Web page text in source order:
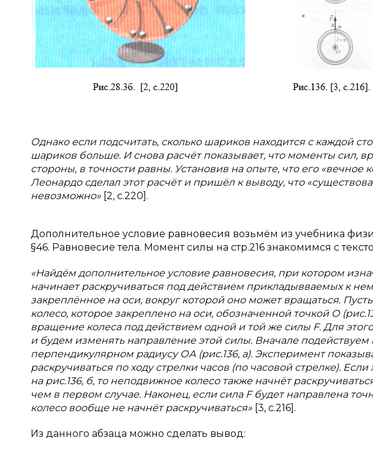
Однако если подсчитать, сколько шариков находится с каждой
шариков больше. И снова расчёт показывает, что моменты сил,
стороны, в точности равны. Установив на опыте, что его «вечное
Леонардо сделал этот расчёт и пришёл к выводу, что
невозможно» [2, с.220].
Дополнительное условие равновесия возьмём из учебника
§46. Равновесие тела. Момент силы на стр.216 знакомимся с
«Найдём дополнительное условие равновесия, при котором
начинает раскручиваться под действием прикладывваемых к
закреплённое на оси, вокруг которой оно может вращаться.
колесо, которое закреплено на оси, обозначенной точкой О
вращение колеса под действием одной и той же силы F. Для
и будем изменять направление этой силы. Вначале подействуем
перпендикулярном радиусу ОА (рис.136, а). Эксперимент
раскручиваться по ходу стрелки часов (по часовой стрелке).
на рис.136, б, то неподвижное колесо также начнёт
чем в первом случае. Наконец, если сила F будет направлена
колесо вообще не начнёт раскручиваться» [3, c.216].
Из данного абзаца можно сделать вывод: